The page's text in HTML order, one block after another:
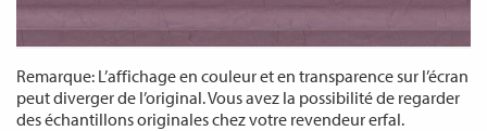
Remarque: L’affichage en couleur et en transparence sur l’écran
peut diverger de l’original. Vous avez la possibilité de regarder
des échantillons originales chez votre revendeur erfal.